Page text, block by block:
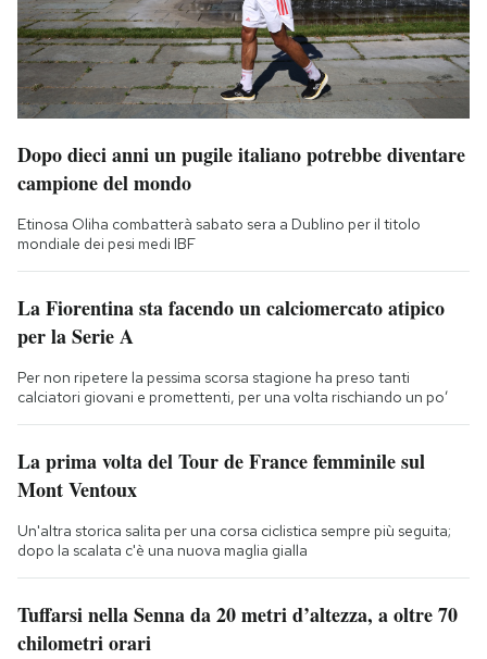
Dopo dieci anni un pugile italiano potrebbe diventare
campione del mondo
Etinosa Oliha combatterà sabato sera a Dublino per il titolo
mondiale dei pesi medi IBF
La Fiorentina sta facendo un calciomercato atipico
per la Serie A
Per non ripetere la pessima scorsa stagione ha preso tanti
calciatori giovani e promettenti, per una volta rischiando un po’
La prima volta del Tour de France femminile sul
Mont Ventoux
Un'altra storica salita per una corsa ciclistica sempre più seguita;
dopo la scalata c'è una nuova maglia gialla
Tuffarsi nella Senna da 20 metri d’altezza, a oltre 70
chilometri orari